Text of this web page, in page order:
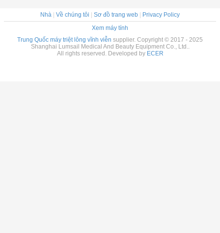
Nhà | Về chúng tôi | Sơ đồ trang web | Privacy Policy
Xem máy tính
Trung Quốc máy triệt lông vĩnh viễn supplier. Copyright © 2017 - 2025
Shanghai Lumsail Medical And Beauty Equipment Co., Ltd..
All rights reserved. Developed by ECER